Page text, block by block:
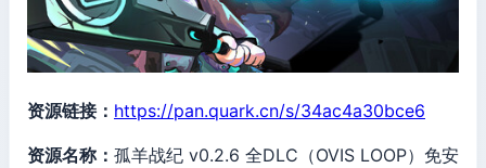
资源链接： https://pan.quark.cn/s/34ac4a30bce6
资源名称： 孤羊战纪 v0.2.6 全DLC（OVIS LOOP）免安